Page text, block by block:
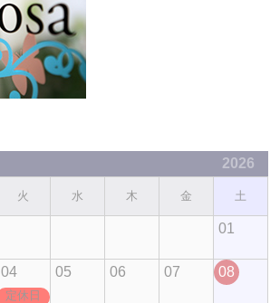
2026
火 水 木 金 土
01
04
定休日
05 06 07 08